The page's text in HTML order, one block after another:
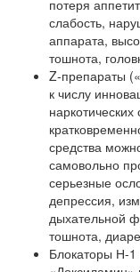
потеря
слабость,
аппарата,
тошнота,
Z-препараты
к числу
средства
самовольно
серьезные
депрессия,
дыхательной
тошнота,
Блокаторы Н-1